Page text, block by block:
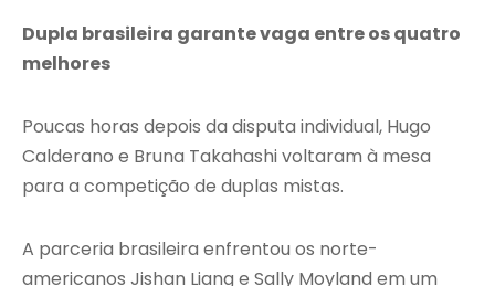
Dupla brasileira garante vaga entre os quatro
melhores
Poucas horas depois da disputa individual, Hugo
Calderano e Bruna Takahashi voltaram à mesa
para a competição de duplas mistas.
A parceria brasileira enfrentou os norte-
americanos Jishan Liang e Sally Moyland em um